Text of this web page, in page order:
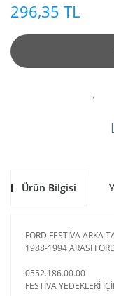
296,35 TL
Ürün Bilgisi
FORD FESTİVA ARKA
1988-1994 ARASI
0552.186.00.00
FESTİVA YEDEKLERİ